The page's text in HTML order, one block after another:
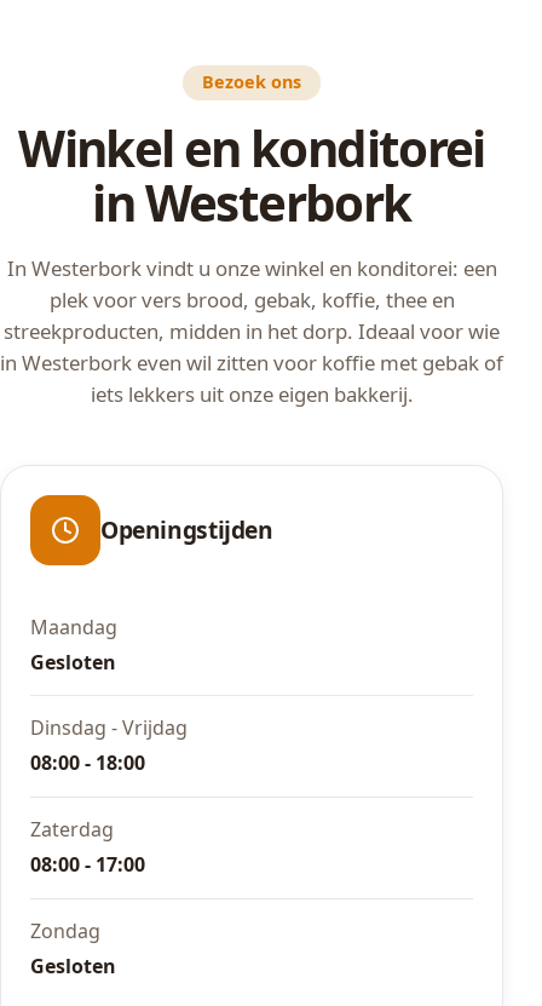
Bezoek ons
Winkel en konditorei
in Westerbork
In Westerbork vindt u onze winkel en konditorei: een
plek voor vers brood, gebak, koffie, thee en
streekproducten, midden in het dorp. Ideaal voor wie
in Westerbork even wil zitten voor koffie met gebak of
iets lekkers uit onze eigen bakkerij.
Openingstijden
Maandag
Gesloten
Dinsdag - Vrijdag
08:00 - 18:00
Zaterdag
08:00 - 17:00
Zondag
Gesloten